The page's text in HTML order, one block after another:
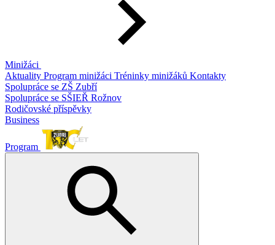
Minižáci
Aktuality Program minižáci Tréninky minižáků Kontakty
Spolupráce se ZŠ Zubří
Spolupráce se SŠIEŘ Rožnov
Rodičovské příspěvky
Business
Program